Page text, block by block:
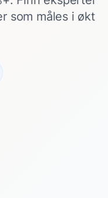
som måles i økt